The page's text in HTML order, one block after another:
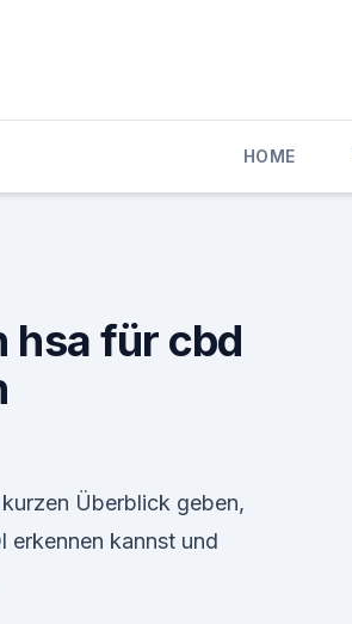
HOME
hsa für cbd
Überblick geben,
erkennen kannst und